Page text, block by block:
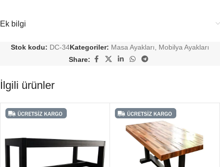
Ek bilgi
Stok kodu: DC-34Kategoriler: Masa Ayakları, Mobilya Ayakları
Share:
İlgili ürünler